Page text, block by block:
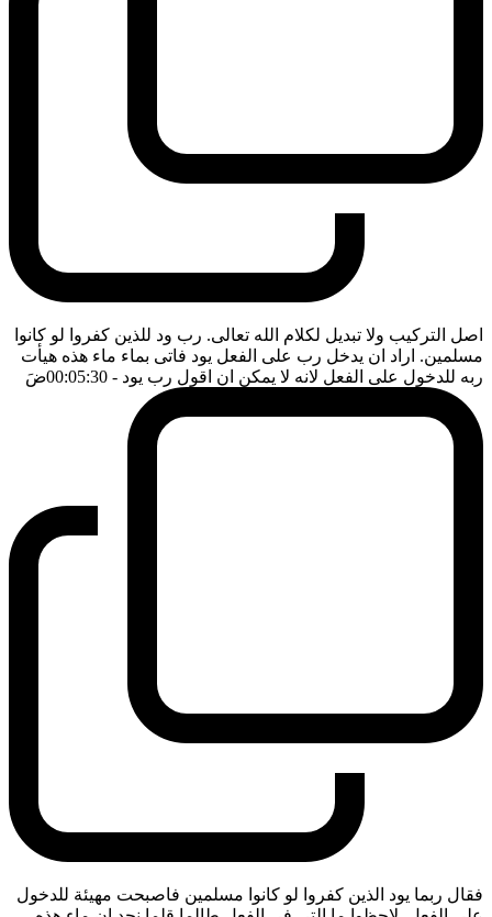
اصل التركيب ولا تبديل لكلام الله تعالى. رب ود للذين كفروا لو كانوا
مسلمين. اراد ان يدخل رب على الفعل يود فاتى بماء ماء هذه هيأت
ربه للدخول على الفعل لانه لا يمكن ان اقول رب يود - 00:05:30 ضَ
فقال ربما يود الذين كفروا لو كانوا مسلمين فاصبحت مهيئة للدخول